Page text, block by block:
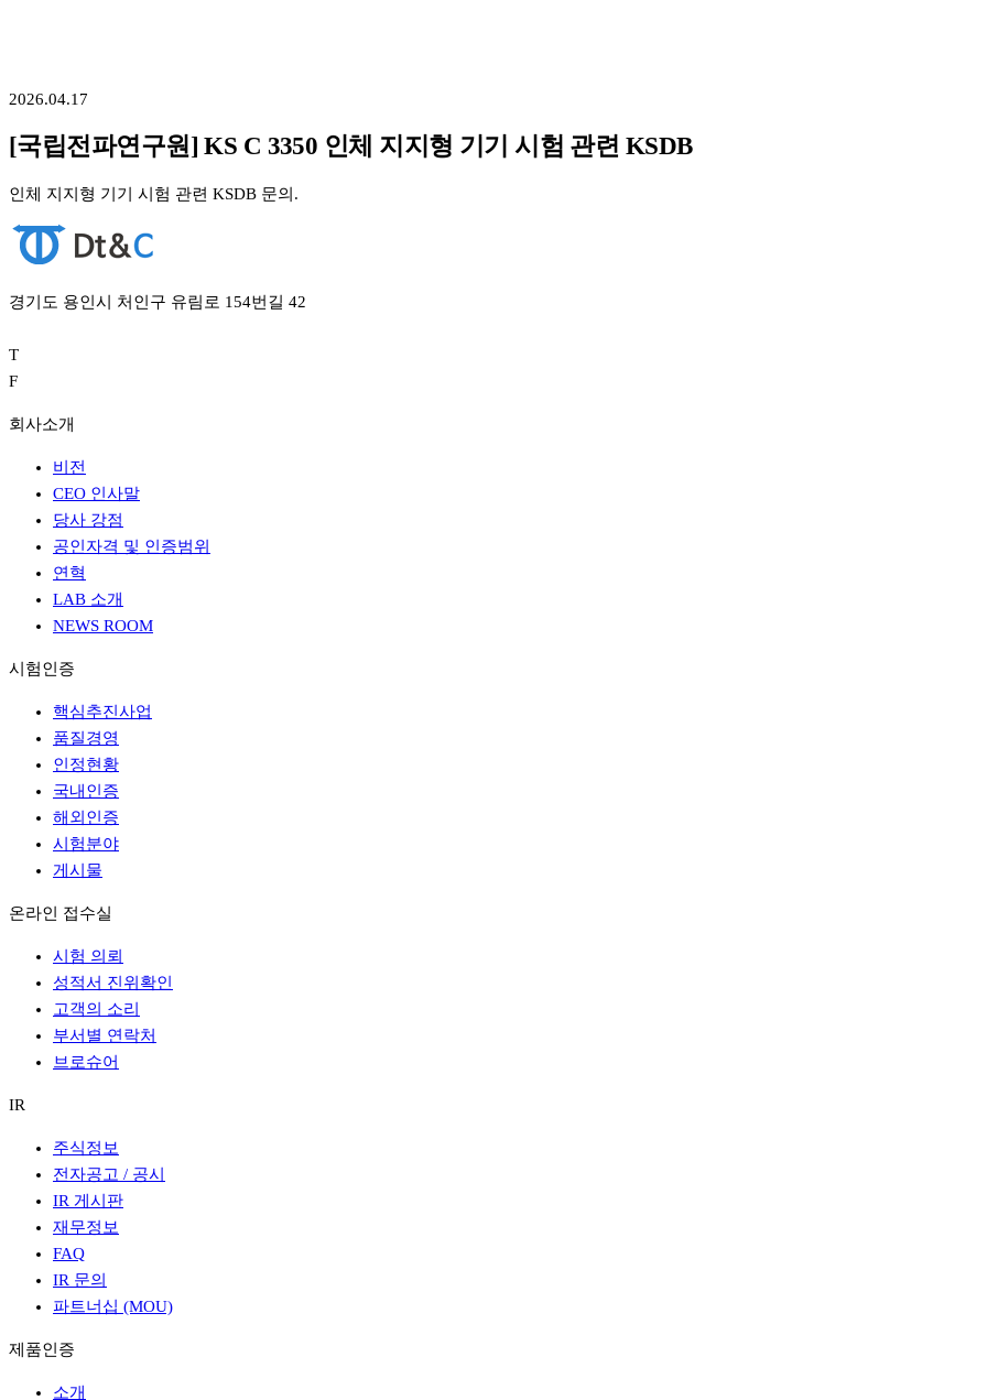
2026.04.17
[국립전파연구원] KS C 3350 인체 지지형 기기 시험 관련 KSDB
인체 지지형 기기 시험 관련 KSDB 문의.
경기도 용인시 처인구 유림로 154번길 42
T
F
회사소개
비전
CEO 인사말
당사 강점
공인자격 및 인증범위
연혁
LAB 소개
NEWS ROOM
시험인증
핵심추진사업
품질경영
인정현황
국내인증
해외인증
시험분야
게시물
온라인 접수실
시험 의뢰
성적서 진위확인
고객의 소리
부서별 연락처
브로슈어
IR
주식정보
전자공고 / 공시
IR 게시판
재무정보
FAQ
IR 문의
파트너십 (MOU)
제품인증
소개